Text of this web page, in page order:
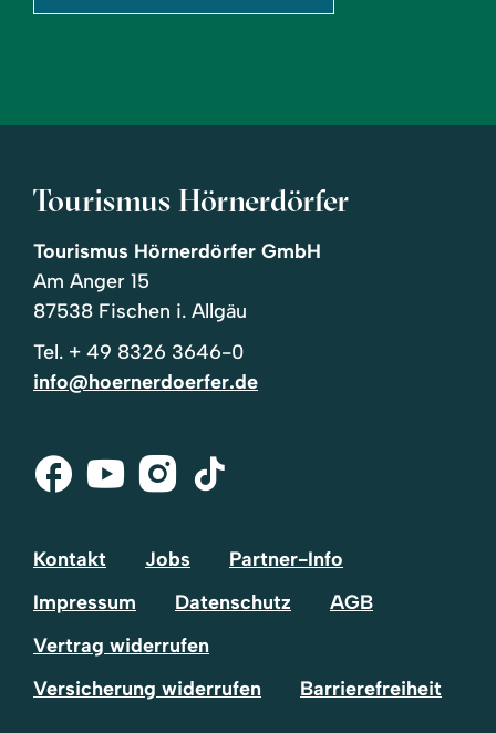
Tourismus Hörnerdörfer
Tourismus Hörnerdörfer GmbH
Am Anger 15
87538 Fischen i. Allgäu
Tel. + 49 8326 3646-0
info@hoernerdoerfer.de
Facebook
Youtube
Instagram
Tik-
Kontakt Jobs
Partner-Info
Impressum
Datenschutz
AGB
Vertrag widerrufen
Versicherung widerrufen
Barrierefreiheit